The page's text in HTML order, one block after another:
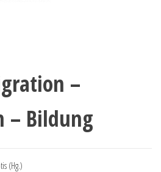
–
– Bildung
(Hg.)